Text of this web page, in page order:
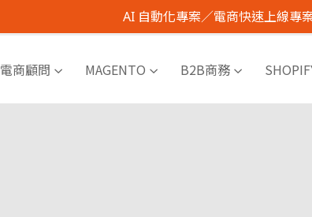
AI 自動化專案／電商快速上線專
電商顧問 MAGENTO B2B商務